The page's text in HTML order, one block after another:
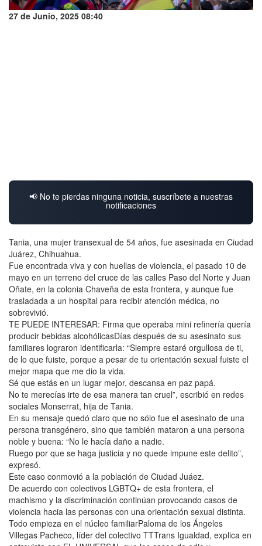
27 de Junio, 2025 08:40
📢 No te pierdas ninguna noticia, suscríbete a nuestras
notificaciones
Tania, una mujer transexual de 54 años, fue asesinada en Ciudad
Juárez, Chihuahua.
Fue encontrada viva y con huellas de violencia, el pasado 10 de
mayo en un terreno del cruce de las calles Paso del Norte y Juan
Oñate, en la colonia Chaveña de esta frontera, y aunque fue
trasladada a un hospital para recibir atención médica, no
sobrevivió.
TE PUEDE INTERESAR: Firma que operaba mini refinería quería
producir bebidas alcohólicasDías después de su asesinato sus
familiares lograron identificarla: “Siempre estaré orgullosa de ti,
de lo que fuiste, porque a pesar de tu orientación sexual fuiste el
mejor mapa que me dio la vida.
Sé que estás en un lugar mejor, descansa en paz papá.
No te merecías irte de esa manera tan cruel”, escribió en redes
sociales Monserrat, hija de Tania.
En su mensaje quedó claro que no sólo fue el asesinato de una
persona transgénero, sino que también mataron a una persona
noble y buena: “No le hacía daño a nadie.
Ruego por que se haga justicia y no quede impune este delito”,
expresó.
Este caso conmovió a la población de Ciudad Juáez.
De acuerdo con colectivos LGBTQ+ de esta frontera, el
machismo y la discriminación continúan provocando casos de
violencia hacia las personas con una orientación sexual distinta.
Todo empieza en el núcleo familiarPaloma de los Ángeles
Villegas Pacheco, líder del colectivo TTTrans Igualdad, explica en